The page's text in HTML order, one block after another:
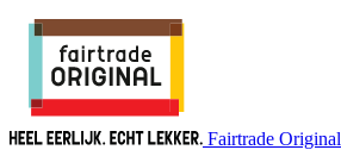
Fairtrade Original